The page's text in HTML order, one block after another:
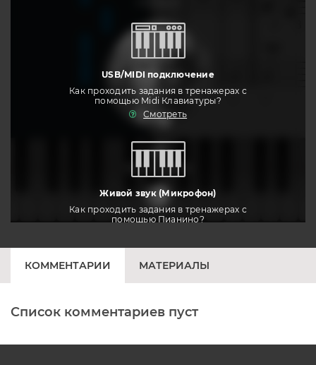
USB/MIDI подключение
Как проходить задания в тренажерах с
помощью Midi Клавиатуры?
Смотреть
Живой звук (Микрофон)
Как проходить задания в тренажерах с
помощью Пианино?
Печатная клавиатура
тренировать
КОММЕНТАРИИ МАТЕРИАЛЫ
Список комментариев пуст